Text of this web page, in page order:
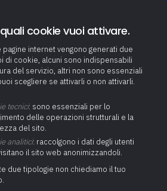
Newsletter
Visconteo di Caidate - Belgiojoso
DI CAIDATE -
cookie vuoi attivare.
internet vengono generati due
di cookie, alcuni sono indispensabili
del servizio, altri non sono essenziali
scegliere se attivarli o non attivarli.
tecnici: sono essenziali per lo
delle operazioni strutturali e la
del sito.
analitici: raccolgono i dati degli utenti
il sito web anonimizzandoli.
due tipologie non chiediamo il tuo